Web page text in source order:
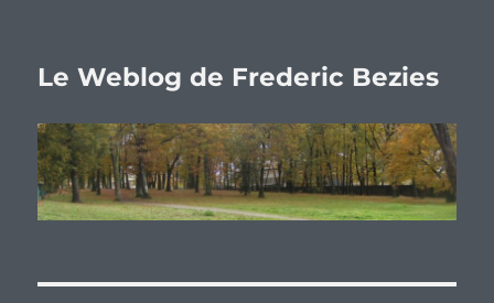
Le Weblog de Frederic Bezies